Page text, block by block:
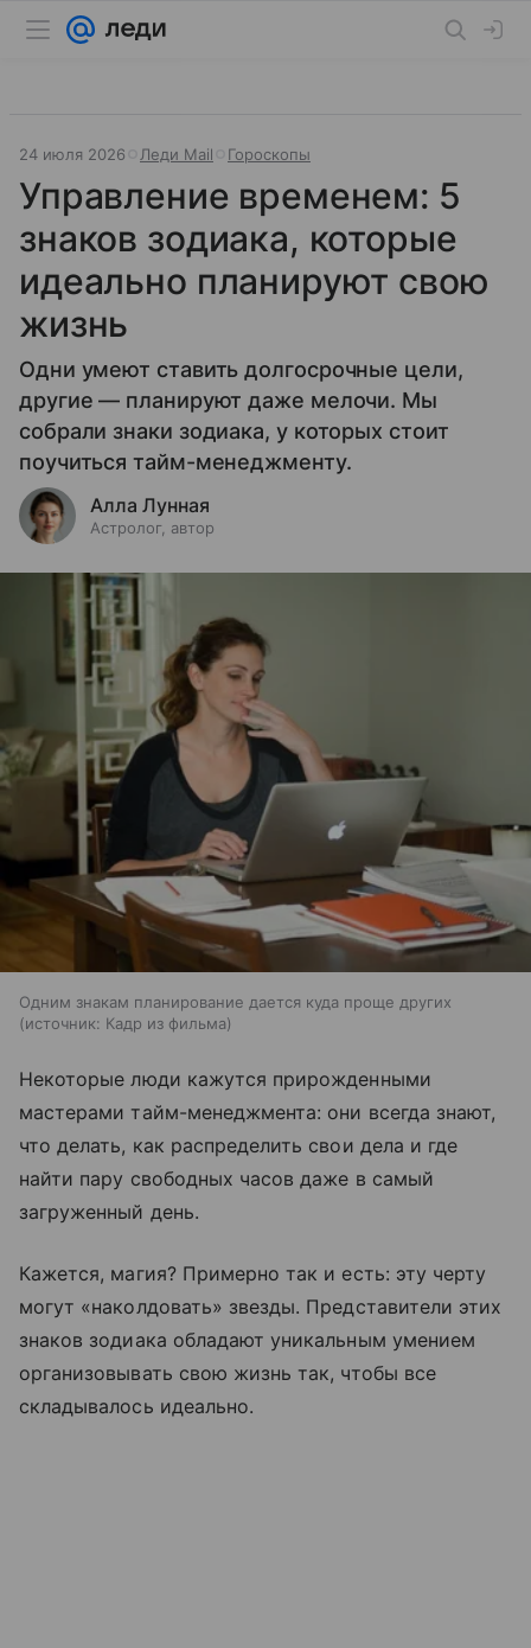
24 июля 2026 Леди Mail Гороскопы
Управление временем: 5
знаков зодиака, которые
идеально планируют свою
жизнь
Одни умеют ставить долгосрочные цели,
другие — планируют даже мелочи. Мы
собрали знаки зодиака, у которых стоит
поучиться тайм-менеджменту.
Алла Лунная
Астролог, автор
Одним знакам планирование дается куда проще других
источник: Кадр из фильма
Некоторые люди кажутся прирожденными
мастерами тайм-менеджмента: они всегда знают,
что делать, как распределить свои дела и где
найти пару свободных часов даже в самый
загруженный день.
Кажется, магия? Примерно так и есть: эту черту
могут «наколдовать» звезды. Представители этих
знаков зодиака обладают уникальным умением
организовывать свою жизнь так, чтобы все
складывалось идеально.